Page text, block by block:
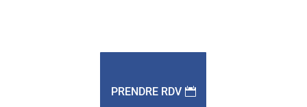
PRENDRE RDV